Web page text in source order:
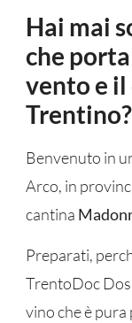
Hai mai
che
vento e il
Trentino?
Benvenuto in
Arco, in
cantina
Preparati,
TrentoDoc
vino che è